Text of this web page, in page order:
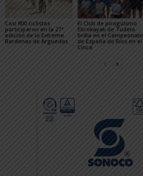
Casi 800 ciclistas
participaron en la 27ª
edición de la Extreme
Bardenas de Arguedas
El Club de piragüismo
Ebrokayak de Tudela
brilla en el Campeonato
de España de Ríos en el
Cinca